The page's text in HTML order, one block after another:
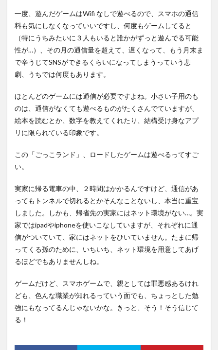
一度、遊んだゲームはWifi なしで遊べるので、スマホの通信
料も気にしなくなっていいですし、何度もゲームしてると
（特にうちみたいに３人もいると誰かがずっと遊んでる可能
性が…）、その月の通信量を超えて、遅くなって、もう月末ま
で辛うじてSNSができるくらいになってしまうっていう悲
劇、うちでは何度もあります。
ほとんどのゲームには通信が必要ですよね。小さい子用のも
のは、通信がなくても遊べるものがたくさんでていますが、
絵本を読むとか、数字を教えてくれたり、結構受け身なアプ
リに限られている印象です。
この「ごっこランド」、ロードしたゲームは遊べるってすご
い。
実家に帰る電車の中、２時間はかかるんですけど、通信があ
ってもトンネルで切れるとかそんなことないし、本当に重宝
しました。しかも、帰省先の実家にはネット環境がない…。実
家ではipadやiphoneを使いこなしていますが、それぞれに通
信がついていて、家にはネットをひいていません。たまに帰
ってくる孫のために、いちいち、ネット環境を用意してあげ
るほどでもありませんしね。
ゲームだけど、スマホゲームで、親としては罪悪感あるけれ
ども、色んな職業が知れるっていう面でも、ちょっとした勉
強にもなってるんじゃないかな。きっと、そう！そう信じて
る！